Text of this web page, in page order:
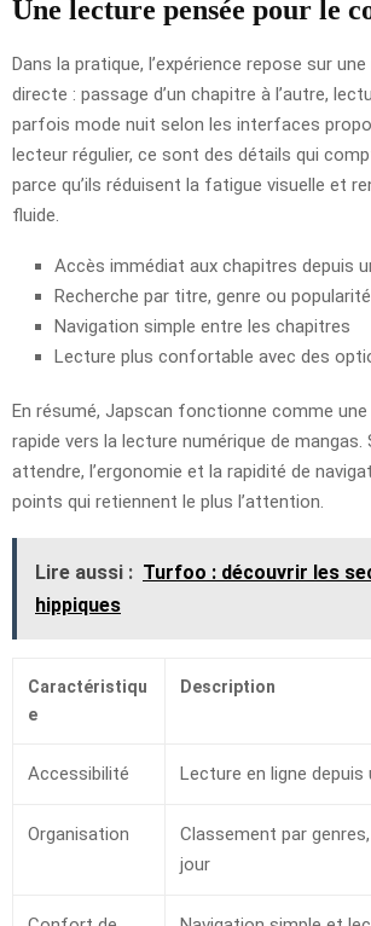
Une lecture pensée pour le
Dans la pratique, l’expérience repose sur
directe : passage d’un chapitre à l’autre,
parfois mode nuit selon les interfaces
lecteur régulier, ce sont des détails qui
parce qu’ils réduisent la fatigue visuelle et
fluide.
Accès immédiat aux chapitres depuis
Recherche par titre, genre ou popularité
Navigation simple entre les chapitres
Lecture plus confortable avec des
En résumé, Japscan fonctionne comme une
rapide vers la lecture numérique de mangas.
attendre, l’ergonomie et la rapidité de
points qui retiennent le plus l’attention.
Lire aussi : Turfoo : découvrir les
hippiques
Caractéristiqu
e
Description
Accessibilité Lecture en ligne depuis
Organisation
Classement par
jour